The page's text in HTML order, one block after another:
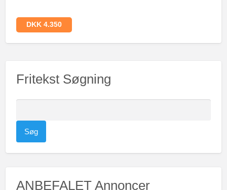
DKK 4.350
Fritekst Søgning
e
e
ANBEFALET Annoncer